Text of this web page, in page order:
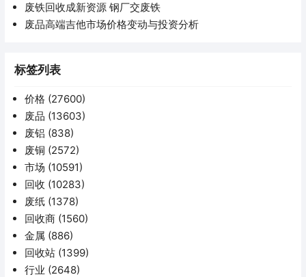
废铁回收成新资源 钢厂交废铁
废品高端吉他市场价格变动与投资分析
标签列表
价格 (27600)
废品 (13603)
废铝 (838)
废铜 (2572)
市场 (10591)
回收 (10283)
废纸 (1378)
回收商 (1560)
金属 (886)
回收站 (1399)
行业 (2648)